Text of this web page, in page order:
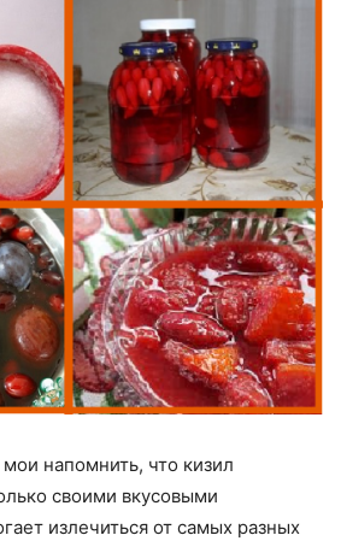
напомнить, что кизил
своими вкусовыми
излечиться от самых разных